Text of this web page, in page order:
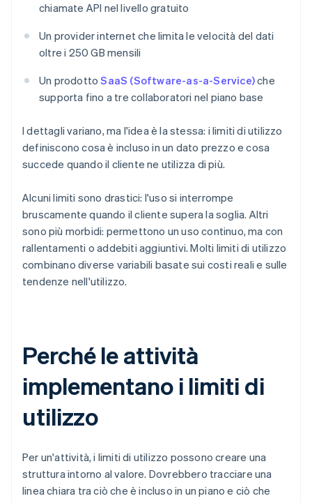
chiamate API nel livello gratuito
Un provider internet che limita le velocità del dati
oltre i 250 GB mensili
Un prodottoSaaS (Software-as-a-Service)che
supporta fino a tre collaboratori nel piano base
I dettagli variano, ma l'idea è la stessa: i limiti di utilizzo
definiscono cosa è incluso in un dato prezzo e cosa
succede quando il cliente ne utilizza di più.
Alcuni limiti sono drastici: l'uso si interrompe
bruscamente quando il cliente supera la soglia. Altri
sono più morbidi: permettono un uso continuo, ma con
rallentamenti o addebiti aggiuntivi. Molti limiti di utilizzo
combinano diverse variabili basate sui costi reali e sulle
tendenze nell'utilizzo.
Perché le attività
implementano i limiti di
utilizzo
Per un'attività, i limiti di utilizzo possono creare una
struttura intorno al valore. Dovrebbero tracciare una
linea chiara tra ciò che è incluso in un piano e ciò che